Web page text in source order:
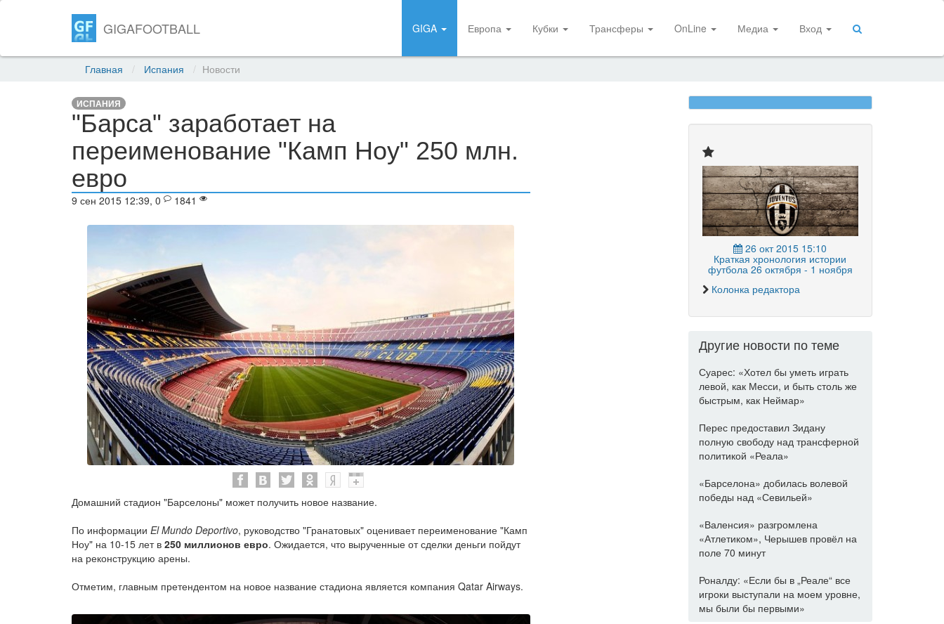
GIGAFOOTBALL GIGA Европа Кубки Трансферы OnLine Медиа Вход
Главная Испания Новости
ИСПАНИЯ
"Барса" заработает на
переименование "Камп Ноу" 250 млн.
евро
9 сен 2015 12:39, 0 1841
Домашний стадион "Барселоны" может получить новое название.
По информации El Mundo Deportivo, руководство "Гранатовых" оценивает переименование "Камп
Ноу" на 10-15 лет в 250 миллионов евро. Ожидается, что вырученные от сделки деньги пойдут
на реконструкцию арены.
Отметим, главным претендентом на новое название стадиона является компания Qatar Airways.
26 окт 2015 15:10
Краткая хронология истории
футбола 26 октября - 1 ноября
Колонка редактора
Другие новости по теме
Суарес: «Хотел бы уметь играть
левой, как Месси, и быть столь же
быстрым, как Неймар»
Перес предоставил Зидану
полную свободу над трансферной
политикой «Реала»
«Барселона» добилась волевой
победы над «Севильей»
«Валенсия» разгромлена
«Атлетиком», Черышев провёл на
поле 70 минут
Роналду: «Если бы в „Реале“ все
игроки выступали на моем уровне,
мы были бы первыми»